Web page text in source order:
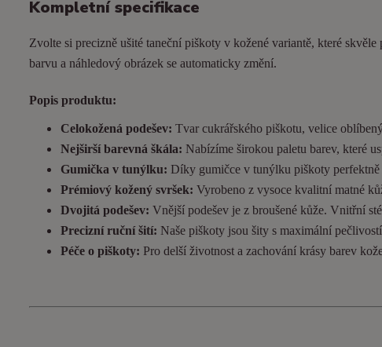
Kompletní specifikace
Zvolte si precizně ušité taneční piškoty v kožené variantě, které
barvu a náhledový obrázek se automaticky změní.
Popis produktu:
Celokožená podešev: Tvar cukrářského piškotu, velice
Nejširší barevná škála: Nabízíme širokou paletu barev, které
Gumička v tunýlku: Díky gumičce v tunýlku piškoty
Prémiový kožený svršek: Vyrobeno z vysoce kvalitní matné
Dvojitá podešev: Vnější podešev je z broušené kůže. Vnitřní
Precizní ruční šití: Naše piškoty jsou šity s maximální
Péče o piškoty: Pro delší životnost a zachování krásy barev